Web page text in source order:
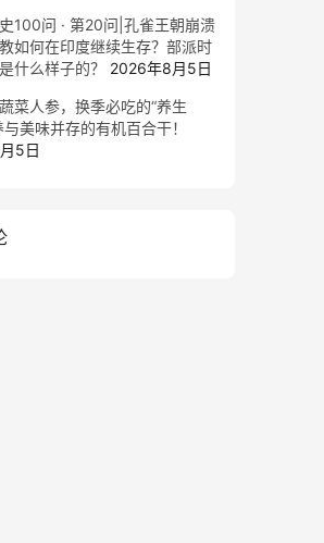
100问 · 第20问|孔雀王朝崩溃
如何在印度继续生存？部派时
什么样子的？
2026年8月5日
菜人参，换季必吃的“养生
与美味并存的有机百合干！
5日